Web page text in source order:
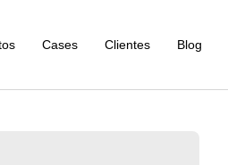
Cases Clientes Blog